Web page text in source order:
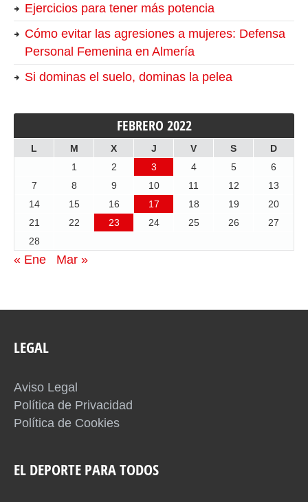
Ejercicios para tener más potencia
Cómo evitar las agresiones a mujeres: Defensa
Personal Femenina en Almería
Si dominas el suelo, dominas la pelea
FEBRERO 2022
L M X J V S
D
1
2 3 4 5
6
7
8 9 10 11 12
13
14
15 16 17 18 19
20
21
22 23 24 25 26
27
28
« Ene Mar »
LEGAL
Aviso Legal
Política de Privacidad
Política de Cookies
EL DEPORTE PARA TODOS